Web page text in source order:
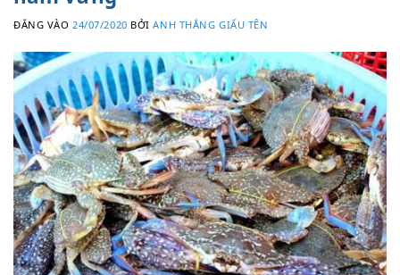
ĐĂNG VÀO 24/07/2020 BỞIANH THẮNG GIẤU TÊN